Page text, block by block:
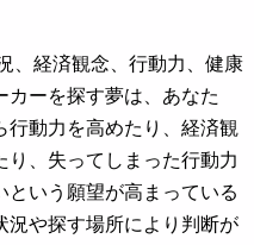
経済観念、行動力、健康
カーを探す夢は、あなた
行動力を高めたり、経済観
、失ってしまった行動力
いう願望が高まっている
況や探す場所により判断が